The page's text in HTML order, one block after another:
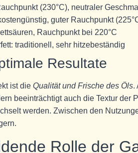
(230°C), neutraler
guter Rauchpunkt
Rauchpunkt bei 220°C
traditionell, sehr hitzebeständig
Resultate
ist die Qualität und Frische des Öls.
beeinträchtigt auch die Textur der
werden. Zwischen den
Rolle der